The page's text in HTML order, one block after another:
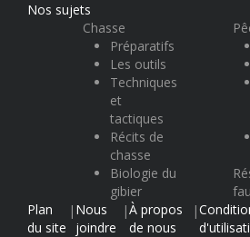
Nos sujets
Chasse
Préparatifs
Les outils
Techniques
et
tactiques
Récits de
chasse
Biologie du
gibier
Plan
du site
| Nous
joindre
|À propos
de nous
|